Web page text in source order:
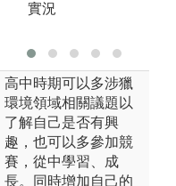
實況
高中時期可以多涉獵
環境領域相關議題以
了解自己是否有興
趣，也可以多參加競
賽，從中學習、成
長。同時增加自己的